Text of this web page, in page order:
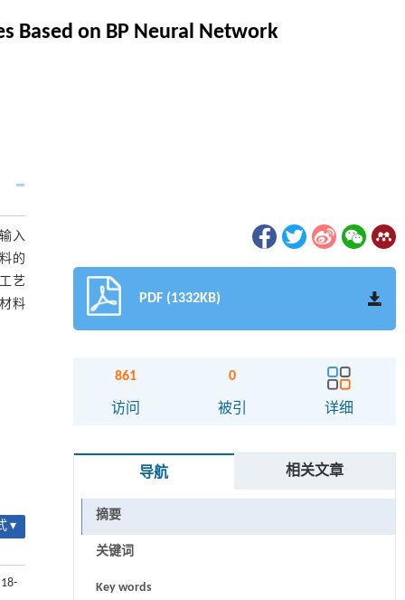
Based on BP Neural Network
入
的
艺
料
▾
PDF (1332KB)
861
访问
0
被引 详细
导航 相关文章
摘要
关键词
Key words